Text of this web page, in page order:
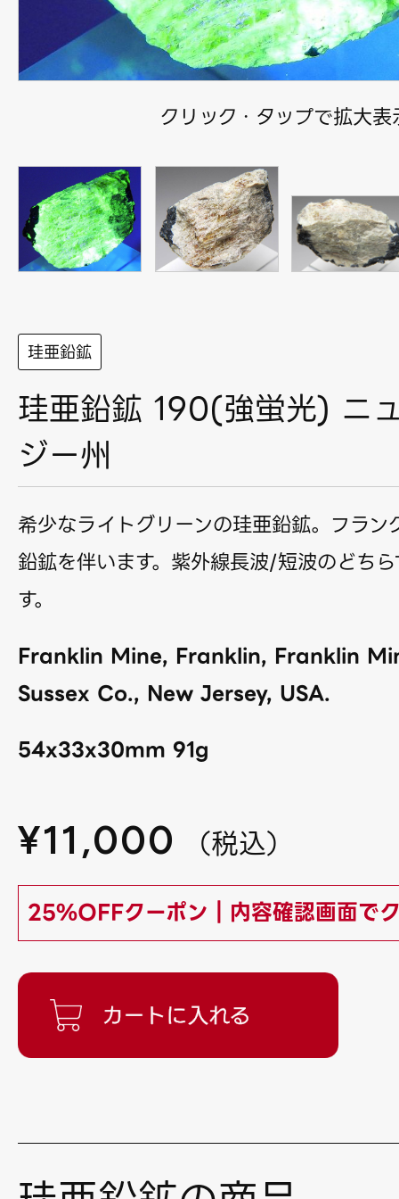
クリック・タップで拡大表
珪亜鉛鉱
珪亜鉛鉱 190(強蛍光) ニ
ジー州
希少なライトグリーンの珪亜鉛鉱。フラン
鉛鉱を伴います。紫外線長波/短波のどち
す。
Franklin Mine, Franklin, Franklin
Sussex Co., New Jersey, USA.
54x33x30mm 91g
¥11,000 （税込）
25%OFFクーポン｜内容確認画面で